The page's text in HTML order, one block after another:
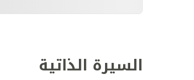
السيرة الذاتية